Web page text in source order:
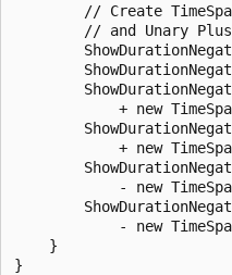
// Create
// and Unary
+ new
+ new
- new
- new
    }
}